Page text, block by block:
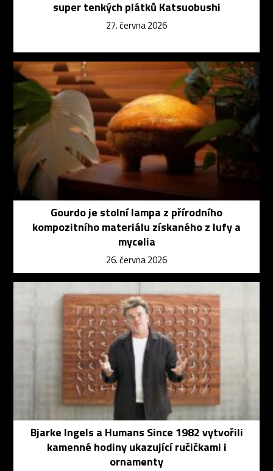
super tenkých plátků Katsuobushi
27. června 2026
Gourdo je stolní lampa z přírodního
kompozitního materiálu získaného z lufy a
mycelia
26. června 2026
Bjarke Ingels a Humans Since 1982 vytvořili
kamenné hodiny ukazující ručičkami i
ornamenty